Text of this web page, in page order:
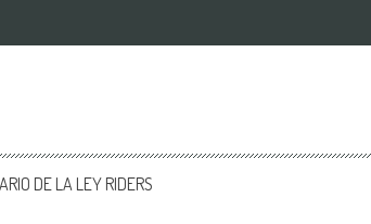
DE LA LEY RIDERS